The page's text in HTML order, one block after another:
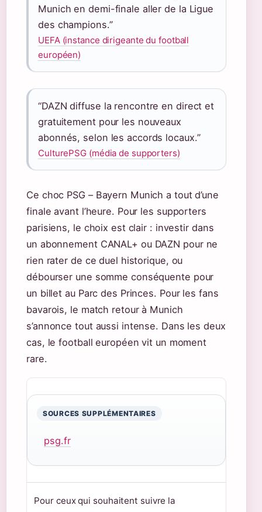
Munich en demi-finale aller de la Ligue
des champions.”
UEFA (instance dirigeante du football
européen)
“DAZN diffuse la rencontre en direct et
gratuitement pour les nouveaux
abonnés, selon les accords locaux.”
CulturePSG (média de supporters)
Ce choc PSG – Bayern Munich a tout d’une
finale avant l’heure. Pour les supporters
parisiens, le choix est clair : investir dans
un abonnement CANAL+ ou DAZN pour ne
rien rater de ce duel historique, ou
débourser une somme conséquente pour
un billet au Parc des Princes. Pour les fans
bavarois, le match retour à Munich
s’annonce tout aussi intense. Dans les deux
cas, le football européen vit un moment
rare.
SOURCES SUPPLÉMENTAIRES
psg.fr
Pour ceux qui souhaitent suivre la